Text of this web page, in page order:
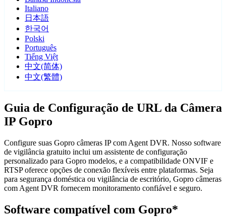
Italiano
日本語
한국어
Polski
Português
Tiếng Việt
中文(简体)
中文(繁體)
Guia de Configuração de URL da Câmera
IP Gopro
Configure suas Gopro câmeras IP com Agent DVR. Nosso software
de vigilância gratuito inclui um assistente de configuração
personalizado para Gopro modelos, e a compatibilidade ONVIF e
RTSP oferece opções de conexão flexíveis entre plataformas. Seja
para segurança doméstica ou vigilância de escritório, Gopro câmeras
com Agent DVR fornecem monitoramento confiável e seguro.
Software compatível com Gopro*